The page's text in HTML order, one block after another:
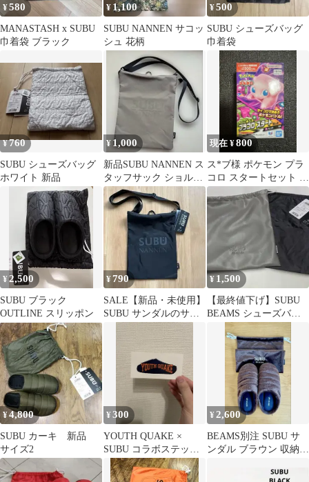
¥580
MANASTASH x SUBU
巾着袋 ブラック
¥ 1,100
SUBU NANNEN サコッ
シュ 花柄
¥500
SUBU シューズバッグ
巾着袋
¥760
SUBU シューズバッグ
ホワイト 新品
¥ 1,000
新品SUBU NANNEN ス
タッフサック ショルダ
ーバッグ サコッシュ
現在 ¥800
ス*ブ様 ポケモン プラ
コロ スタートセット 06
ミュウ
¥2,500
SUBU ブラック
OUTLINE スリッポン
¥790
SALE【新品・未使用】
SUBU サンダルのサコ
ッシュ ブラック タグ
¥ 1,500
【最終値下げ】SUBU
BEAMS シューズバッ
グ 巾着袋 2点セット
¥4,800
SUBU カーキ 新品
サイズ2
¥300
YOUTH QUAKE ×
SUBU コラボステッカ
ー
¥ 2,600
BEAMS別注 SUBU サ
ンダル ブラウン 収納袋